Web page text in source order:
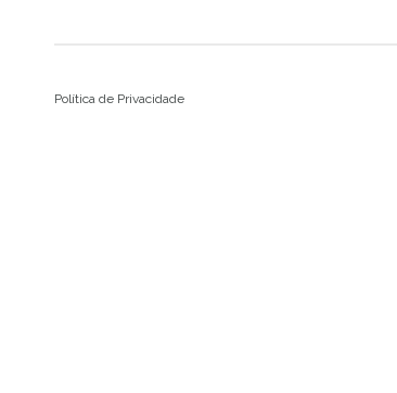
Política de Privacidade